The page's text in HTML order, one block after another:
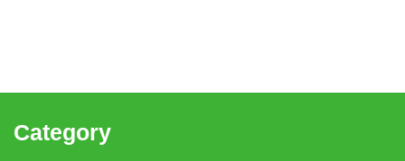
Category